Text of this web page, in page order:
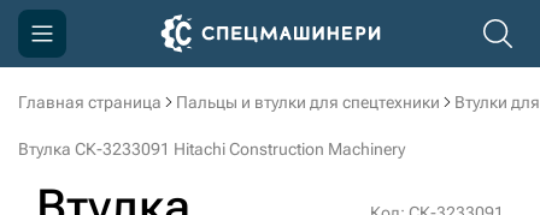
Главная страница Пальцы и втулки для спецтехники Втулки
Втулка СК-3233091 Hitachi Construction Machinery
Компания